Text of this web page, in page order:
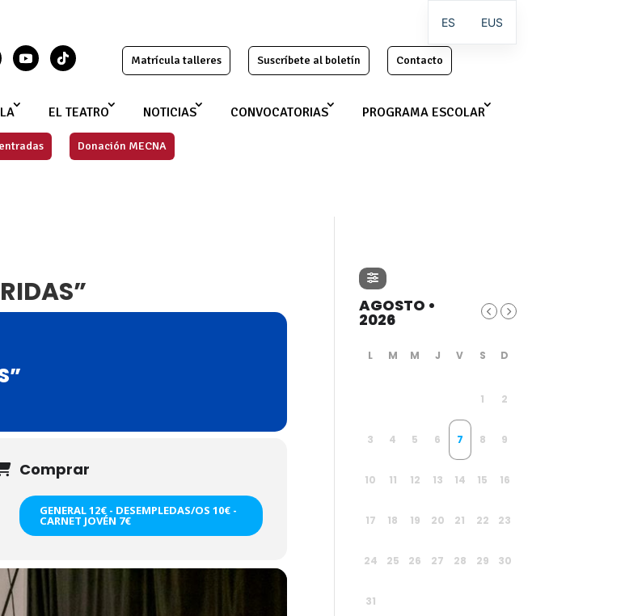
Matrícula talleres Suscríbete al boletín Contacto
EL TEATRO NOTICIAS CONVOCATORIAS PROGRAMA ESCOLAR
Donación MECNA
Comprar
GENERAL 12€ - DESEMPLEDAS/OS 10€ -
CARNET JOVÉN 7€
AGOSTO •
2026
1 2
3 4 5 6 7 8 9
10 11 12 13 14 15 16
17 18 19 20 21 22 23
24 25 26 27 28 29 30
31
ES EUS